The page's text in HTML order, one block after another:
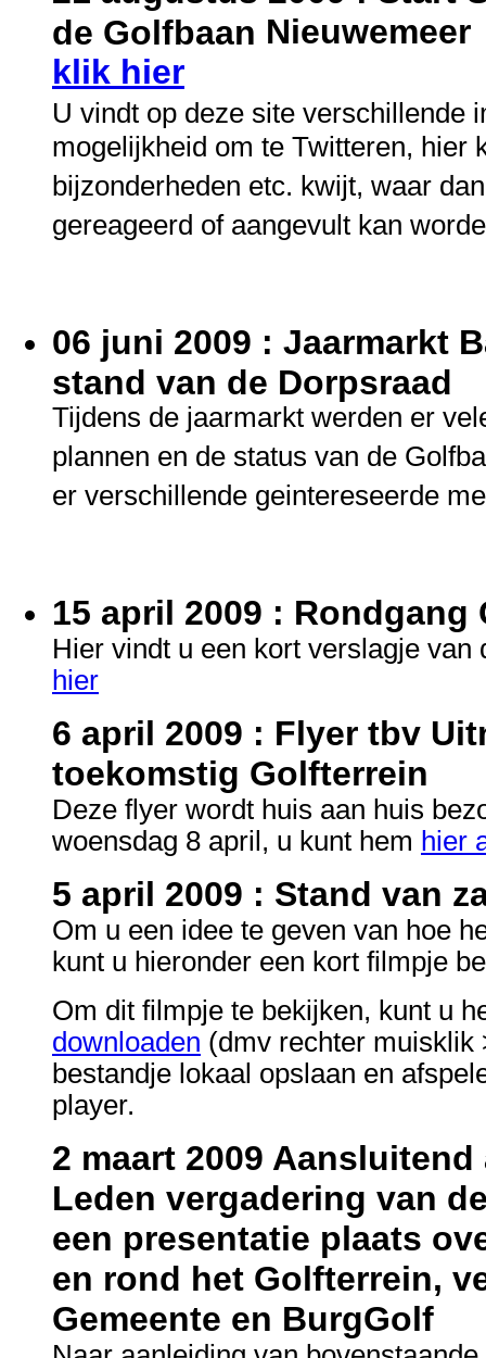
de Golfbaan Nieuwemeer
klik hier
U vindt op deze site verschillende
mogelijkheid om te Twitteren, hier
bijzonderheden etc. kwijt, waar
gereageerd of aangevult kan
06 juni 2009 : Jaarmarkt
stand van de Dorpsraad
Tijdens de jaarmarkt werden er
plannen en de status van de
er verschillende geintereseerde
15 april 2009 : Rondgang
Hier vindt u een kort verslagje
hier
6 april 2009 : Flyer tbv
toekomstig Golfterrein
Deze flyer wordt huis aan huis
woensdag 8 april, u kunt hem hier
5 april 2009 : Stand van
Om u een idee te geven van hoe
kunt u hieronder een kort filmpje
Om dit filmpje te bekijken, kunt u
downloaden (dmv rechter muisklik
bestandje lokaal opslaan en
player.
2 maart 2009 Aansluitend
Leden vergadering van
een presentatie plaats
en rond het Golfterrein,
Gemeente en BurgGolf